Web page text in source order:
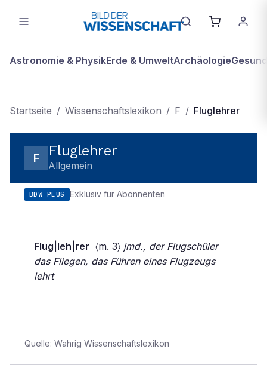
Astronomie & PhysikErde & UmweltArchäologie
Startseite / Wissenschaftslexikon / F / Fluglehrer
F Fluglehrer
Allgemein
BDW PLUS Exklusiv für Abonnenten
Flug|leh|rer 〈m. 3〉 jmd., der Flugschüler
das Fliegen, das Führen eines Flugzeugs
lehrt
Quelle: Wahrig Wissenschaftslexikon